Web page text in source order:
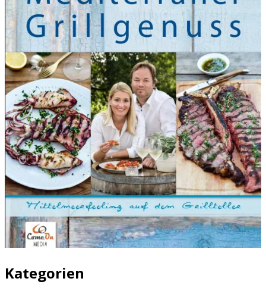
Kategorien